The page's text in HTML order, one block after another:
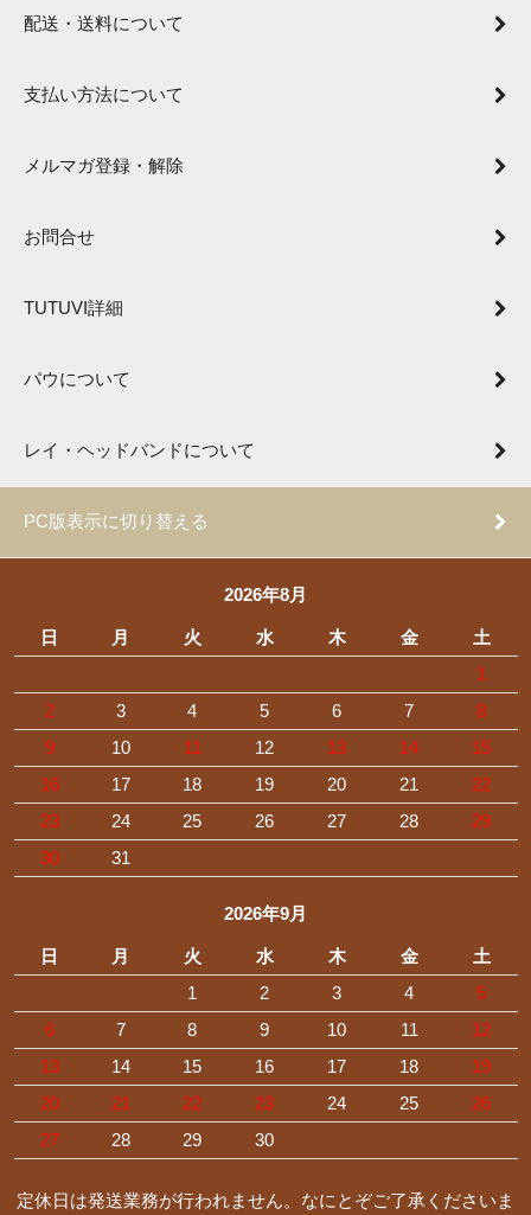
配送・送料について
支払い方法について
メルマガ登録・解除
お問合せ
TUTUVI詳細
パウについて
レイ・ヘッドバンドについて
PC版表示に切り替える
2026年8月
日 月 火 水 木 金
土
1
2
3 4 5 6 7
8
9
10 11 12 13 14
15
16
17 18 19 20 21
22
23
24 25 26 27 28
29
30
31
2026年9月
日 月 火 水 木 金
土
1
2 3 4
5
6
7 8 9 10 11
12
13
14 15 16 17 18
19
20
21 22 23 24 25
26
27
28 29 30
定休日は発送業務が行われません。なにとぞご了承くださいま